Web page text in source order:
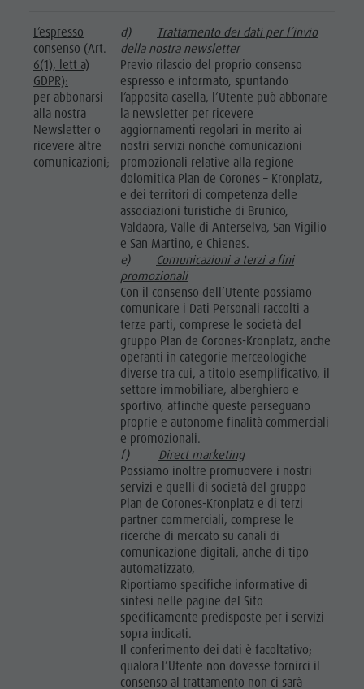
L’espresso
consenso (Art.
6(1), lett a)
GDPR):
per abbonarsi
alla nostra
Newsletter o
ricevere altre
comunicazioni;
d)
Trattamento dei dati per l’invio
della nostra newsletter
Previo rilascio del proprio consenso
espresso e informato, spuntando
l’apposita casella, l’Utente può abbonare
la newsletter per ricevere
aggiornamenti regolari in merito ai
nostri servizi nonché comunicazioni
promozionali relative alla regione
dolomitica Plan de Corones – Kronplatz,
e dei territori di competenza delle
associazioni turistiche di Brunico,
Valdaora, Valle di Anterselva, San Vigilio
e San Martino, e Chienes.
e) Comunicazioni a terzi a fini
promozionali
Con il consenso dell’Utente possiamo
comunicare i Dati Personali raccolti a
terze parti, comprese le società del
gruppo Plan de Corones-Kronplatz, anche
operanti in categorie merceologiche
diverse tra cui, a titolo esemplificativo, il
settore immobiliare, alberghiero e
sportivo, affinché queste perseguano
proprie e autonome finalità commerciali
e promozionali.
f) Direct marketing
Possiamo inoltre promuovere i nostri
servizi e quelli di società del gruppo
Plan de Corones-Kronplatz e di terzi
partner commerciali, comprese le
ricerche di mercato su canali di
comunicazione digitali, anche di tipo
automatizzato,
Riportiamo specifiche informative di
sintesi nelle pagine del Sito
specificamente predisposte per i servizi
sopra indicati.
Il conferimento dei dati è facoltativo;
qualora l’Utente non dovesse fornirci il
consenso al trattamento non ci sarà